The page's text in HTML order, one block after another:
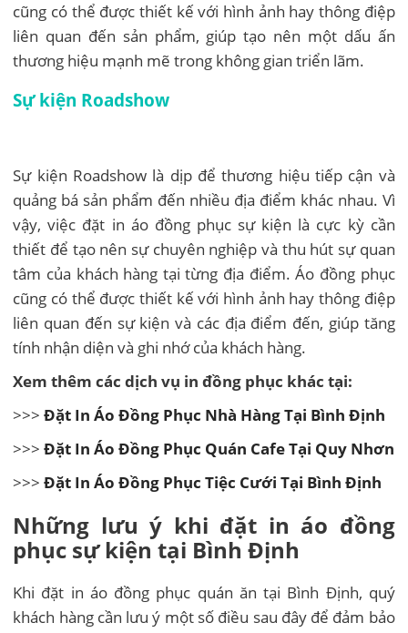
cũng có thể được thiết kế với hình ảnh hay thông điệp
liên quan đến sản phẩm, giúp tạo nên một dấu ấn
thương hiệu mạnh mẽ trong không gian triển lãm.
Sự kiện Roadshow
Sự kiện Roadshow là dịp để thương hiệu tiếp cận và
quảng bá sản phẩm đến nhiều địa điểm khác nhau. Vì
vậy, việc đặt in áo đồng phục sự kiện là cực kỳ cần
thiết để tạo nên sự chuyên nghiệp và thu hút sự quan
tâm của khách hàng tại từng địa điểm. Áo đồng phục
cũng có thể được thiết kế với hình ảnh hay thông điệp
liên quan đến sự kiện và các địa điểm đến, giúp tăng
tính nhận diện và ghi nhớ của khách hàng.
Xem thêm các dịch vụ in đồng phục khác tại:
>>>Đặt In Áo Đồng Phục Nhà Hàng Tại Bình Định
>>>Đặt In Áo Đồng Phục Quán Cafe Tại Quy Nhơn
>>>Đặt In Áo Đồng Phục Tiệc Cưới Tại Bình Định
Những lưu ý khi đặt in áo đồng
phục sự kiện tại Bình Định
Khi đặt in áo đồng phục quán ăn tại Bình Định, quý
khách hàng cần lưu ý một số điều sau đây để đảm bảo